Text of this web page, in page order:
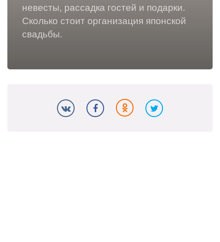
невесты, рассадка гостей и подарки.
Сколько стоит организация японской
свадьбы.